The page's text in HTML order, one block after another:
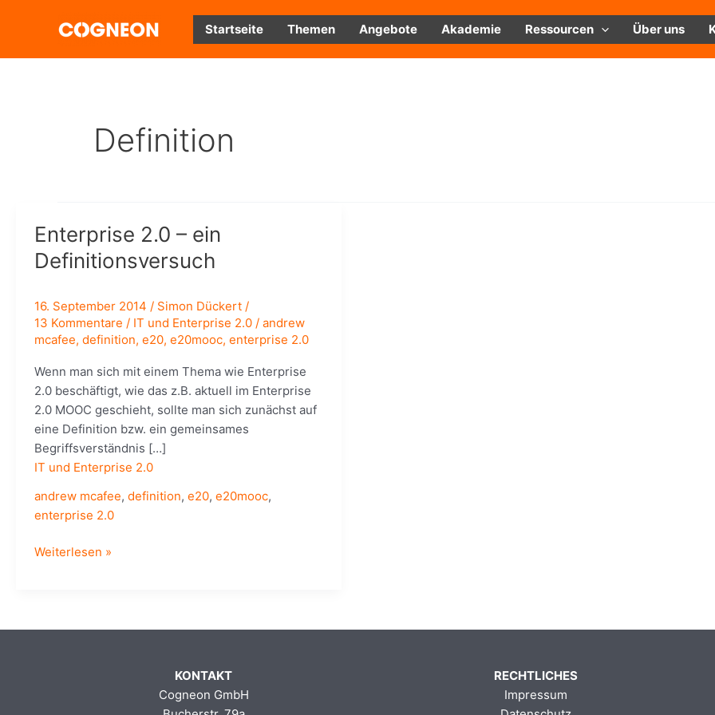
Startseite Themen Angebote Akademie Ressourcen Über uns
Definition
Enterprise 2.0 – ein
Definitionsversuch
16. September 2014 / Simon Dückert /
13 Kommentare / IT und Enterprise 2.0/ andrew
mcafee, definition, e20, e20mooc, enterprise 2.0
Wenn man sich mit einem Thema wie Enterprise
2.0 beschäftigt, wie das z.B. aktuell im Enterprise
2.0 MOOC geschieht, sollte man sich zunächst auf
eine Definition bzw. ein gemeinsames
Begriffsverständnis […]
IT und Enterprise 2.0
andrew mcafee, definition, e20, e20mooc,
enterprise 2.0
Enterprise
Definitionsversuch
Weiterlesen »
KONTAKT
Cogneon GmbH
RECHTLICHES
Impressum